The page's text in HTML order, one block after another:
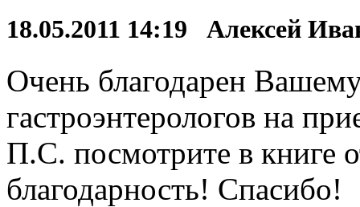
18.05.2011 14:19 Алексей
Очень благодарен
гастроэнтерологов на
П.С. посмотрите в книге
благодарность! Спасибо!